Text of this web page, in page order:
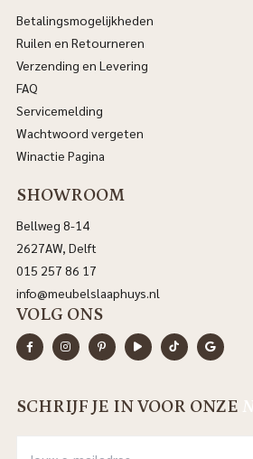
Betalingsmogelijkheden
Ruilen en Retourneren
Verzending en Levering
FAQ
Servicemelding
Wachtwoord vergeten
Winactie Pagina
SHOWROOM
Bellweg 8-14
2627AW, Delft
015 257 86 17
info@meubelslaaphuys.nl
VOLG ONS
SCHRIJF JE IN VOOR ONZE